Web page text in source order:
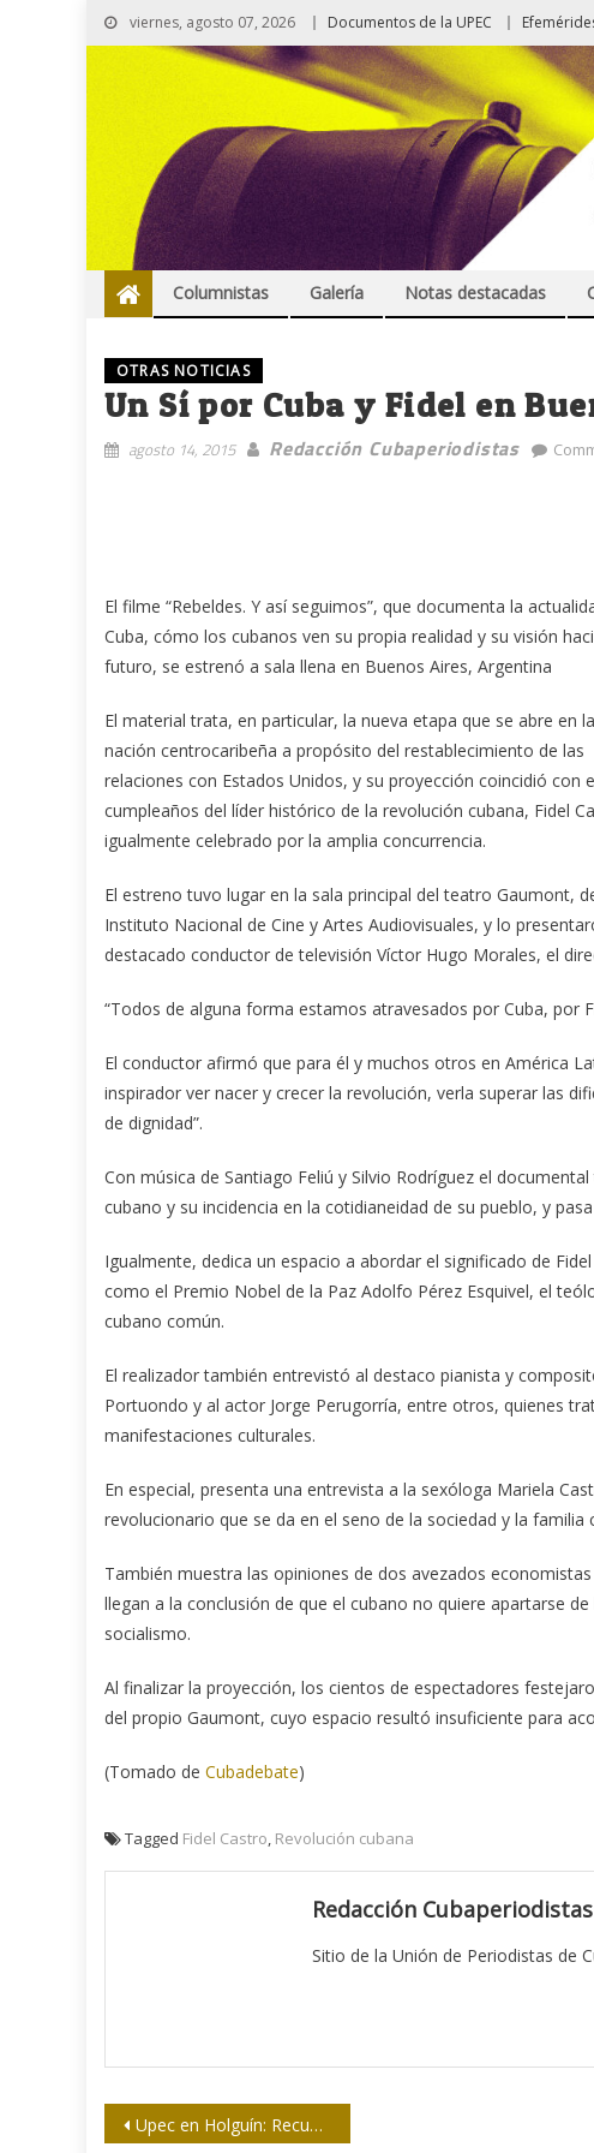
viernes, agosto 07, 2026 Documentos de la UPEC
Columnistas Galería Notas destacadas
OTRAS NOTICIAS
Un Sí por Cuba y Fidel en
agosto 14, 2015 Redacción Cubaperiodistas
El filme “Rebeldes. Y así seguimos”, que documenta la
Cuba, cómo los cubanos ven su propia realidad y su visión
futuro, se estrenó a sala llena en Buenos Aires, Argentina
El material trata, en particular, la nueva etapa que se abre en la
nación centrocaribeña a propósito del restablecimiento de las
relaciones con Estados Unidos, y su proyección coincidió con
cumpleaños del líder histórico de la revolución cubana, Fidel
igualmente celebrado por la amplia concurrencia.
El estreno tuvo lugar en la sala principal del teatro Gaumont,
Instituto Nacional de Cine y Artes Audiovisuales, y lo
destacado conductor de televisión Víctor Hugo Morales, el
“Todos de alguna forma estamos atravesados por Cuba, por
El conductor afirmó que para él y muchos otros en América
inspirador ver nacer y crecer la revolución, verla superar las
de dignidad”.
Con música de Santiago Feliú y Silvio Rodríguez el
cubano y su incidencia en la cotidianeidad de su pueblo, y
Igualmente, dedica un espacio a abordar el significado de
como el Premio Nobel de la Paz Adolfo Pérez Esquivel, el
cubano común.
El realizador también entrevistó al destaco pianista y
Portuondo y al actor Jorge Perugorría, entre otros, quienes
manifestaciones culturales.
En especial, presenta una entrevista a la sexóloga Mariela
revolucionario que se da en el seno de la sociedad y la familia
También muestra las opiniones de dos avezados
llegan a la conclusión de que el cubano no quiere apartarse
socialismo.
Al finalizar la proyección, los cientos de espectadores
del propio Gaumont, cuyo espacio resultó insuficiente para
(Tomado de Cubadebate)
Tagged Fidel Castro, Revolución cubana
Redacción Cubaperiodistas
Sitio de la Unión de Periodistas de
Navegación
Upec en Holguín: Recuerdan a Eloy Concepción en premiación del concurso que lleva su nombre